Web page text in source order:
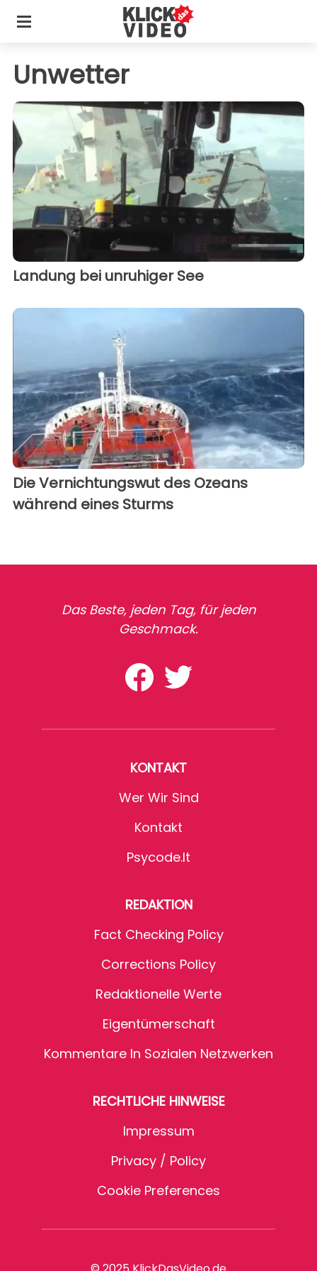
Unwetter
Landung bei unruhiger See
Die Vernichtungswut des Ozeans
während eines Sturms
Das Beste, jeden Tag, für jeden
Geschmack.
KONTAKT
Wer Wir Sind
Kontakt
Psycode.it
REDAKTION
Fact Checking Policy
Corrections Policy
Redaktionelle Werte
Eigentümerschaft
Kommentare In Sozialen Netzwerken
RECHTLICHE HINWEISE
Impressum
Privacy / Policy
Cookie Preferences